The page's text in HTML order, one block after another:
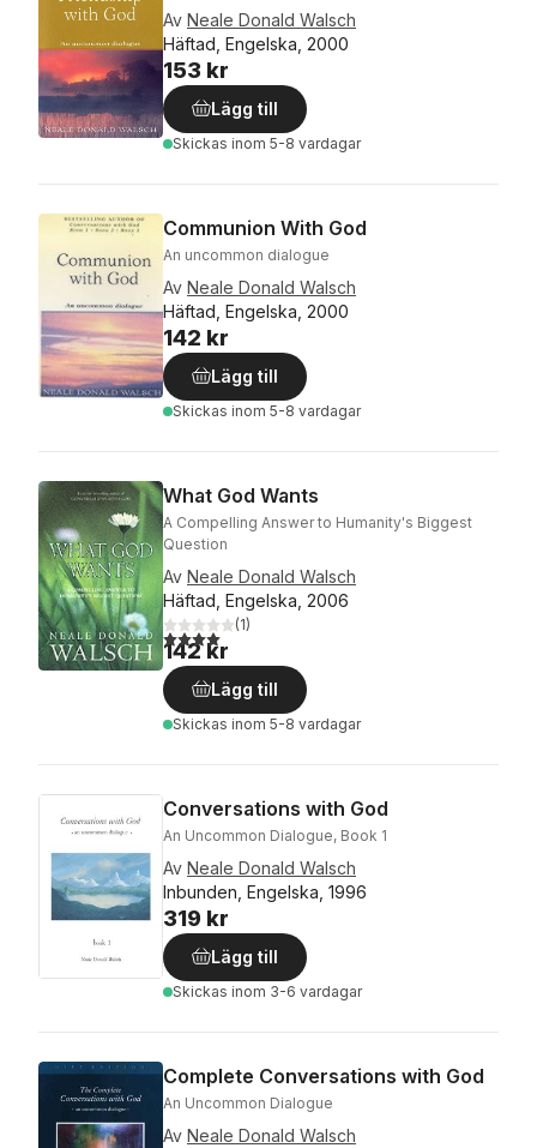
Av Neale Donald Walsch
Häftad, Engelska, 2000
153 kr
Lägg till
Skickas inom 5-8 vardagar
Communion With God
An uncommon dialogue
Av Neale Donald Walsch
Häftad, Engelska, 2000
142 kr
Lägg till
Skickas inom 5-8 vardagar
What God Wants
A Compelling Answer to Humanity's Biggest
Question
Av Neale Donald Walsch
Häftad, Engelska, 2006
4,0utav 5 stjärnor. Totalt antal röster:
(1)
142 kr
Lägg till
Skickas inom 5-8 vardagar
Conversations with God
An Uncommon Dialogue, Book 1
Av Neale Donald Walsch
Inbunden, Engelska, 1996
319 kr
Lägg till
Skickas inom 3-6 vardagar
Complete Conversations with God
An Uncommon Dialogue
Av Neale Donald Walsch